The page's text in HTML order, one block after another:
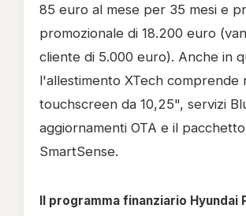
85 euro al mese per 35 mesi e
promozionale di 18.200 euro
cliente di 5.000 euro). Anche in
l'allestimento XTech comprende
touchscreen da 10,25", servizi
aggiornamenti OTA e il
SmartSense.
Il programma finanziario Hyundai